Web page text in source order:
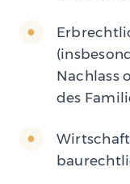
Nachlass
des